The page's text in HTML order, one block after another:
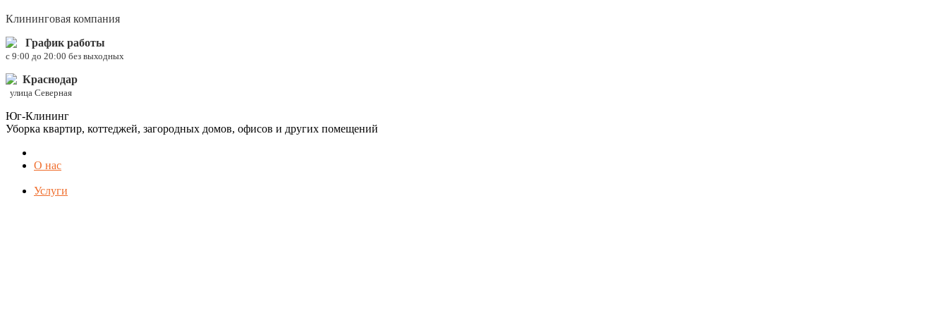
Клининговая компания
График работы
c 9:00 до 20:00 без выходных
Краснодар
улица Северная
Юг-Клининг
Уборка квартир, коттеджей, загородных домов, офисов и других помещений
О нас
Услуги